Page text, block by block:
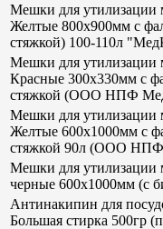
Мешки для утилизации
Желтые 800х900мм с
стяжкой) 100-110л
Мешки для утилизации
Красные 300х330мм с
стяжкой (ООО НПФ
Мешки для утилизации
Желтые 600х1000мм с
стяжкой 90л (ООО
Мешки для утилизации
черные 600х1000мм (с
Антинакипин для
Большая стирка 500гр